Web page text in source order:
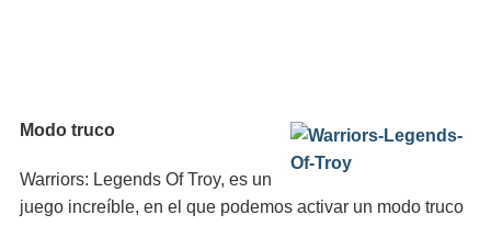
Modo truco
Warriors: Legends Of Troy, es un
juego increíble, en el que podemos activar un modo truco